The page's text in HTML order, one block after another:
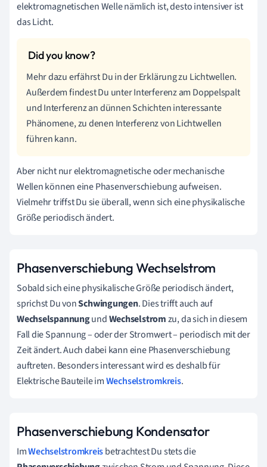
elektromagnetischen Welle nämlich ist, desto intensiver ist
das Licht.
Mehr dazu erfährst Du in der Erklärung zu Lichtwellen.
Außerdem findest Du unter Interferenz am Doppelspalt
und Interferenz an dünnen Schichten interessante
Phänomene, zu denen Interferenz von Lichtwellen
führen kann.
Aber nicht nur elektromagnetische oder mechanische
Wellen können eine Phasenverschiebung aufweisen.
Vielmehr triffst Du sie überall, wenn sich eine physikalische
Größe periodisch ändert.
Phasenverschiebung Wechselstrom
Sobald sich eine physikalische Größe periodisch ändert,
sprichst Du vonSchwingungen. Dies trifft auch auf
WechselspannungundWechselstromzu, da sich in diesem
Fall die Spannung – oder der Stromwert – periodisch mit der
Zeit ändert. Auch dabei kann eine Phasenverschiebung
auftreten. Besonders interessant wird es deshalb für
Elektrische Bauteile imWechselstromkreis.
Phasenverschiebung Kondensator
ImWechselstromkreisbetrachtest Du stets die